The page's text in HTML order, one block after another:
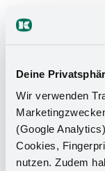
Deine
Wir verwenden
(Google
Cookies,
nutzen. Zudem
Das